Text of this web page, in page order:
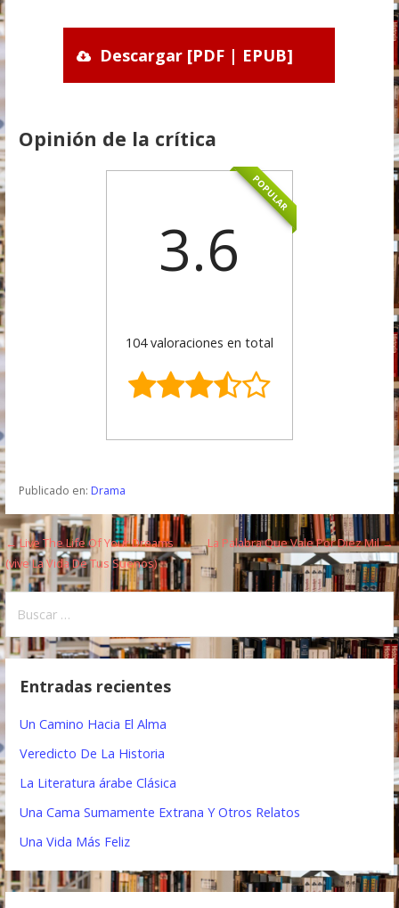
Descargar [PDF | EPUB]
Opinión de la crítica
POPULAR
3.6
104 valoraciones en total
Publicado en: Drama
N
a
v
e
a
ó
n
d
← Live The Life Of Your Dreams
(vive La Vida De Tus Suenos)
La Palabra Que Vale Por Diez Mil →
Entradas recientes
Un Camino Hacia El Alma
Veredicto De La Historia
La Literatura árabe Clásica
Una Cama Sumamente Extrana Y Otros Relatos
Una Vida Más Feliz